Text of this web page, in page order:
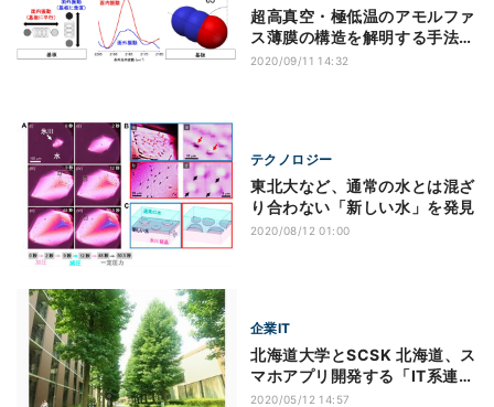
超高真空・極低温のアモルファ
ス薄膜の構造を解明する手法を
東大などが開発
2020/09/11 14:32
テクノロジー
東北大など、通常の水とは混ざ
り合わない「新しい水」を発見
2020/08/12 01:00
企業IT
北海道大学とSCSK 北海道、ス
マホアプリ開発する「IT系連携
授業」実施
2020/05/12 14:57